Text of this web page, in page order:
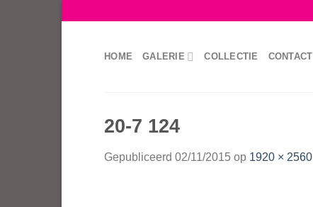
HOME GALERIE COLLECTIE CONTACT
20-7 124
Gepubliceerd 02/11/2015 op 1920 × 2560